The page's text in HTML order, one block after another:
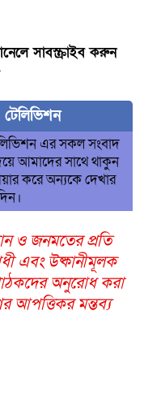
সাবস্ক্রাইব করুন
এর সকল সংবাদ
আমাদের সাথে থাকুন
করে অন্যকে দেখার
ও জনমতের প্রতি
এবং উষ্কানীমূলক
অনুরোধ করা
আপত্তিকর মন্তব্য